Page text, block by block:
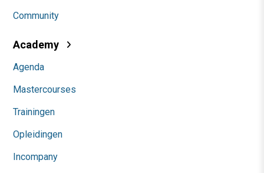
Community
Academy
Agenda
Mastercourses
Trainingen
Opleidingen
Incompany